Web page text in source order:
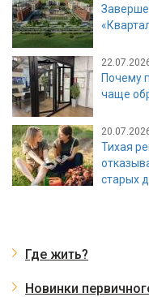
Почему
чаще
Тихая
старых
Где жить?
Новинки